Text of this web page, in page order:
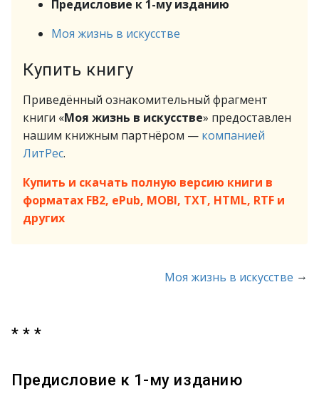
Предисловие к 1-му изданию
Моя жизнь в искусстве
Купить книгу
Приведённый ознакомительный фрагмент
книги «Моя жизнь в искусстве» предоставлен
нашим книжным партнёром — компанией
ЛитРес.
Купить и скачать полную версию книги в
форматах FB2, ePub, MOBI, TXT, HTML, RTF и
других
Моя жизнь в искусстве →
* * *
Предисловие к 1-му изданию